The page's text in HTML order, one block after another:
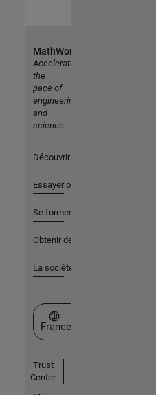
MathWorks
Accelerating
the
pace of
engineering
and
science
Découvrir les produits
Essayer ou acheter
Se former
Obtenir de l'aide
La société
Sélectionner un site web
France
Trust
Center